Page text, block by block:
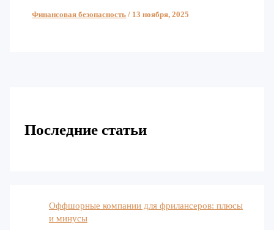
Финансовая безопасность / 13 ноября, 2025
Последние статьи
Оффшорные компании для фрилансеров: плюсы
и минусы